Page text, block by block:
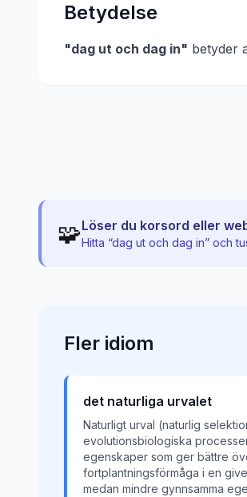
Betydelse
"dag ut och dag in" betyder
🧩Löser du korsord eller
Hitta “dag ut och dag in” och
Fler idiom
det naturliga urvalet
Naturligt urval (naturlig
evolutionsbiologiska
egenskaper som ger bättre
fortplantningsförmåga i en
medan mindre gynnsamma